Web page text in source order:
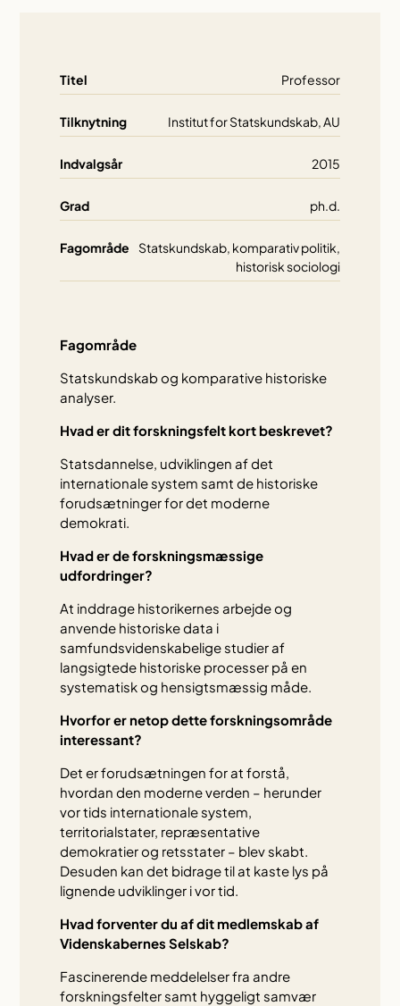
Titel Professor
Tilknytning Institut for Statskundskab, AU
Indvalgsår 2015
Grad ph.d.
Fagområde
Statskundskab, komparativ politik,
historisk sociologi
Fagområde
Statskundskab og komparative historiske
analyser.
Hvad er dit forskningsfelt kort beskrevet?
Statsdannelse, udviklingen af det
internationale system samt de historiske
forudsætninger for det moderne
demokrati.
Hvad er de forskningsmæssige
udfordringer?
At inddrage historikernes arbejde og
anvende historiske data i
samfundsvidenskabelige studier af
langsigtede historiske processer på en
systematisk og hensigtsmæssig måde.
Hvorfor er netop dette forskningsområde
interessant?
Det er forudsætningen for at forstå,
hvordan den moderne verden – herunder
vor tids internationale system,
territorialstater, repræsentative
demokratier og retsstater – blev skabt.
Desuden kan det bidrage til at kaste lys på
lignende udviklinger i vor tid.
Hvad forventer du af dit medlemskab af
Videnskabernes Selskab?
Fascinerende meddelelser fra andre
forskningsfelter samt hyggeligt samvær